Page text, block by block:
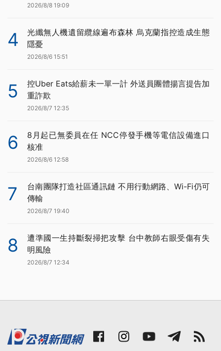
2026/8/8 19:09
4
光纖無人機遺留纜線遍布森林 烏克蘭指控造成生態
隱憂
2026/8/6 15:51
5
控Uber Eats給薪未一單一計 外送員團體揚言提告加
重詐欺
2026/8/7 12:35
6
8月起已無委員在任 NCC停發手機等電信設備進口
核准
2026/8/6 12:58
7
台南團隊打造社區通訊鏈 不用行動網路、Wi-Fi仍可
傳輸
2026/8/7 19:40
8
遭準國一生持斷裂掃把攻擊 台中教師右眼受傷有失
明風險
2026/8/7 12:34